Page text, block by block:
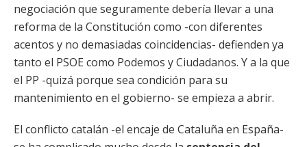
negociación que seguramente debería llevar a una
reforma de la Constitución como -con diferentes
acentos y no demasiadas coincidencias- defienden ya
tanto el PSOE como Podemos y Ciudadanos. Y a la que
el PP -quizá porque sea condición para su
mantenimiento en el gobierno- se empieza a abrir.
El conflicto catalán -el encaje de Cataluña en España-